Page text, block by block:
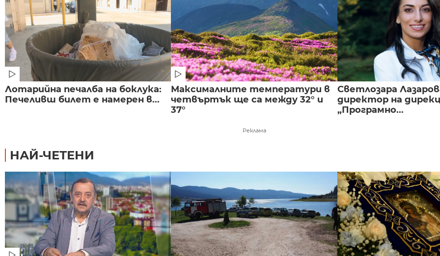
Лотарийна печалба на боклука:
Печеливш билет е намерен в...
Максималните температури в
четвъртък ще са между 32° и
37°
Светлозара
директор на
„Програмно...
Реклама
НАЙ-ЧЕТЕНИ